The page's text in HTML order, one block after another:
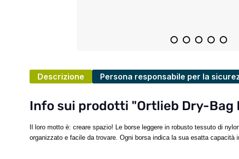
Descrizione Persona responsabile per la
Info sui prodotti "Ortlieb Dry-Bag
Il loro motto è: creare spazio! Le borse leggere in robusto tessuto di
organizzato e facile da trovare. Ogni borsa indica la sua esatta